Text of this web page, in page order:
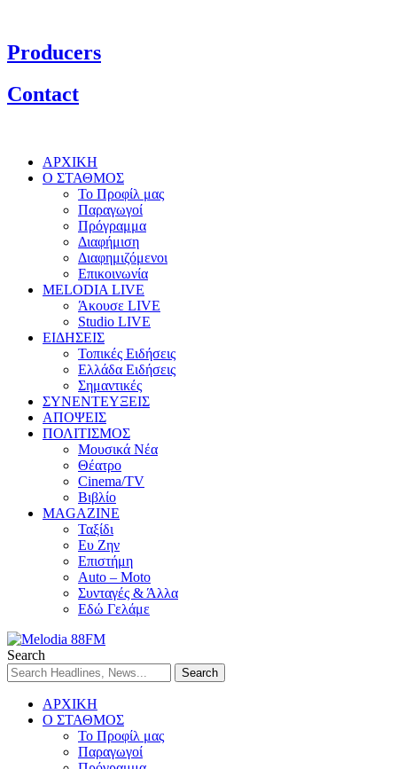
Producers
Contact
ΑΡΧΙΚΗ
Ο ΣΤΑΘΜΟΣ
Το Προφίλ μας
Παραγωγοί
Πρόγραμμα
Διαφήμιση
Διαφημιζόμενοι
Επικοινωνία
MELODIA LIVE
Άκουσε LIVE
Studio LIVE
ΕΙΔΗΣΕΙΣ
Τοπικές Ειδήσεις
Ελλάδα Ειδήσεις
Σημαντικές
ΣΥΝΕΝΤΕΥΞΕΙΣ
ΑΠΟΨΕΙΣ
ΠΟΛΙΤΙΣΜΟΣ
Μουσικά Νέα
Θέατρο
Cinema/TV
Βιβλίο
MAGAZINE
Ταξίδι
Ευ Ζην
Επιστήμη
Auto – Moto
Συνταγές & Άλλα
Εδώ Γελάμε
Search
ΑΡΧΙΚΗ
Ο ΣΤΑΘΜΟΣ
Το Προφίλ μας
Παραγωγοί